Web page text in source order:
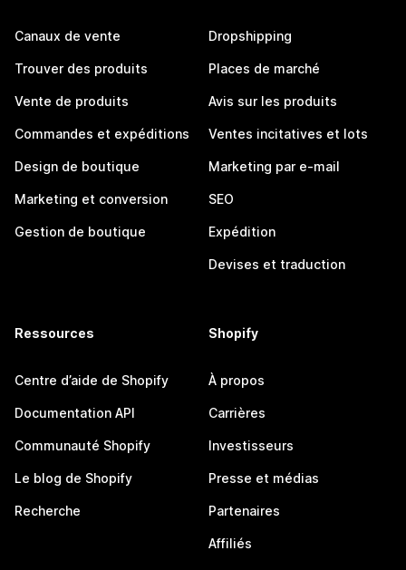
Canaux de vente
Trouver des produits
Vente de produits
Commandes et expéditions
Design de boutique
Marketing et conversion
Gestion de boutique
Dropshipping
Places de marché
Avis sur les produits
Ventes incitatives et lots
Marketing par e-mail
SEO
Expédition
Devises et traduction
Ressources
Centre d’aide de Shopify
Documentation API
Communauté Shopify
Le blog de Shopify
Recherche
Shopify
À propos
Carrières
Investisseurs
Presse et médias
Partenaires
Affiliés